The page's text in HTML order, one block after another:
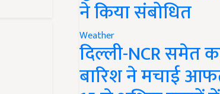
ने किया संबोधित
Weather
दिल्ली-NCR समेत
बारिश ने मचाई